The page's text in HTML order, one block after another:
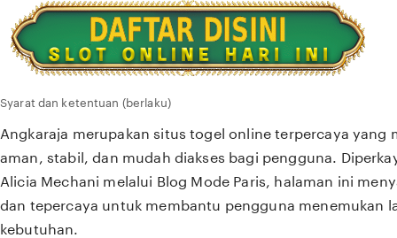
Syarat dan ketentuan (berlaku)
Angkaraja merupakan situs togel online terpercaya yang
aman, stabil, dan mudah diakses bagi pengguna.
Alicia Mechani melalui Blog Mode Paris, halaman ini
dan tepercaya untuk membantu pengguna menemukan
kebutuhan.